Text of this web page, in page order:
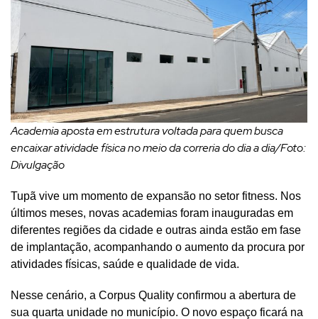
Academia aposta em estrutura voltada para quem busca
encaixar atividade física no meio da correria do dia a dia/Foto:
Divulgação
Tupã vive um momento de expansão no setor fitness. Nos
últimos meses, novas academias foram inauguradas em
diferentes regiões da cidade e outras ainda estão em fase
de implantação, acompanhando o aumento da procura por
atividades físicas, saúde e qualidade de vida.
Nesse cenário, a Corpus Quality confirmou a abertura de
sua quarta unidade no município. O novo espaço ficará na